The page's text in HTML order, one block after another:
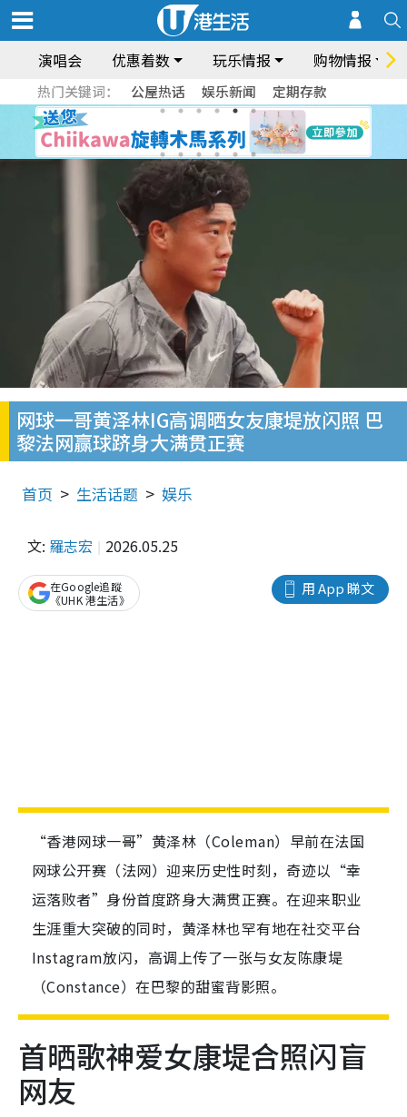
演唱会 优惠着数 玩乐情报 购物情报
热门关键词： 公屋热话 娱乐新闻 定期存款
网球一哥黄泽林IG高调晒女友康堤放闪照 巴
黎法网赢球跻身大满贯正赛
首页 生活话题 娱乐
文: 羅志宏 2026.05.25
用 App 睇文
在Google追蹤
《UHK 港生活》
“香港网球一哥”黄泽林（Coleman）早前在法国
网球公开赛（法网）迎来历史性时刻，奇迹以“幸
运落败者”身份首度跻身大满贯正赛。在迎来职业
生涯重大突破的同时，黄泽林也罕有地在社交平台
Instagram放闪，高调上传了一张与女友陈康堤
（Constance）在巴黎的甜蜜背影照。
首晒歌神爱女康堤合照闪盲
网友